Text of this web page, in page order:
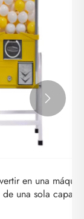
para su
